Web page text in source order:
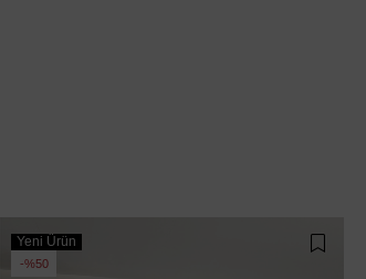
Yeni Ürün
%50